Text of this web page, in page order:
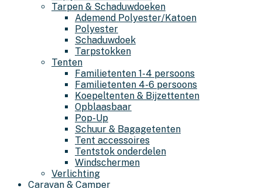
Tarpen & Schaduwdoeken
Ademend Polyester/Katoen
Polyester
Schaduwdoek
Tarpstokken
Tenten
Familietenten 1-4 persoons
Familietenten 4-6 persoons
Koepeltenten & Bijzettenten
Opblaasbaar
Pop-Up
Schuur & Bagagetenten
Tent accessoires
Tentstok onderdelen
Windschermen
Verlichting
Caravan & Camper